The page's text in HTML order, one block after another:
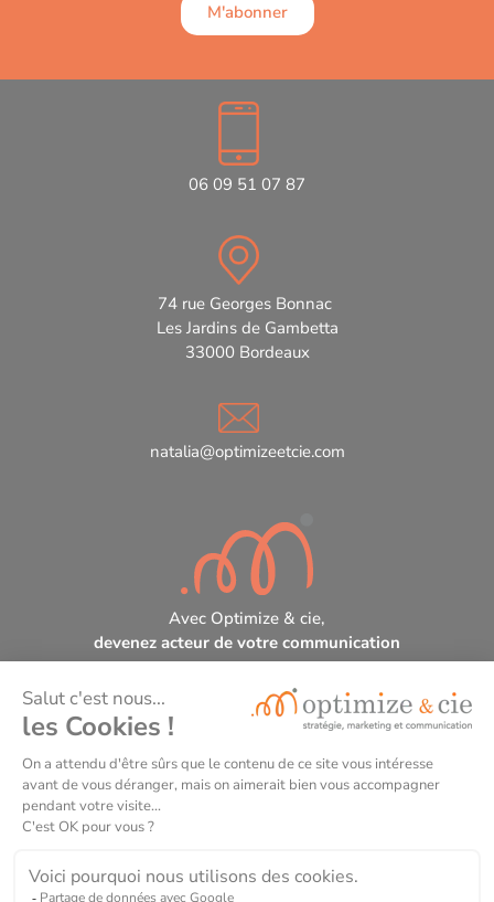
M'abonner
06 09 51 07 87
74 rue Georges Bonnac
Les Jardins de Gambetta
33000 Bordeaux
natalia@optimizeetcie.com
Avec Optimize & cie,
devenez acteur de votre communication
Optimize & cie, organisme de formation certifié
DataDock et Qualiopi.
N° de déclaration d’activité de formateur : 75331256633